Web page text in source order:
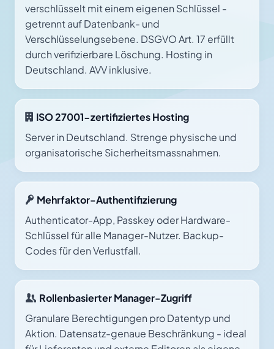
verschlüsselt mit einem eigenen Schlüssel -
getrennt auf Datenbank- und
Verschlüsselungsebene. DSGVO Art. 17 erfüllt
durch verifizierbare Löschung. Hosting in
Deutschland. AVV inklusive.
ISO 27001-zertifiziertes Hosting
Server in Deutschland. Strenge physische und
organisatorische Sicherheitsmassnahmen.
Mehrfaktor-Authentifizierung
Authenticator-App, Passkey oder Hardware-
Schlüssel für alle Manager-Nutzer. Backup-
Codes für den Verlustfall.
Rollenbasierter Manager-Zugriff
Granulare Berechtigungen pro Datentyp und
Aktion. Datensatz-genaue Beschränkung - ideal